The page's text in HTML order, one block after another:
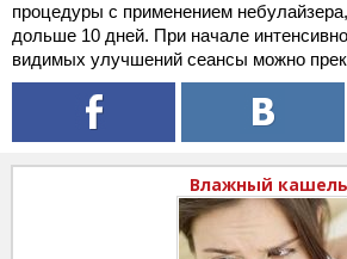
процедуры с применением
дольше 10 дней. При начале
видимых улучшений сеансы можно
Влажный кашель